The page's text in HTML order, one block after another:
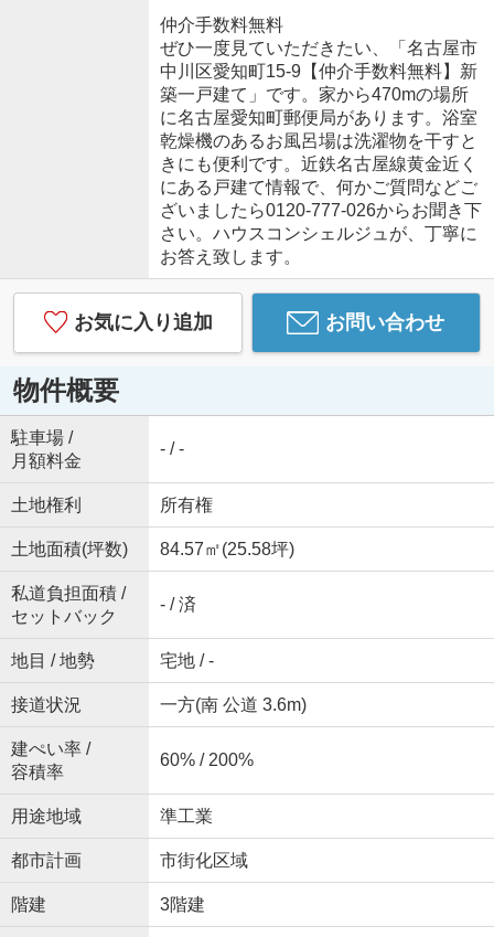
仲介手数料無料
ぜひ一度見ていただきたい、「名古屋市
中川区愛知町15-9【仲介手数料無料】新
築一戸建て」です。家から470mの場所
に名古屋愛知町郵便局があります。浴室
乾燥機のあるお風呂場は洗濯物を干すと
きにも便利です。近鉄名古屋線黄金近く
にある戸建て情報で、何かご質問などご
ざいましたら0120-777-026からお聞き下
さい。ハウスコンシェルジュが、丁寧に
お答え致します。
お気に入り追加 お問い合わせ
物件概要
駐車場 /
月額料金
- / -
土地権利 所有権
土地面積(坪数) 84.57㎡(25.58坪)
私道負担面積 /
セットバック
- / 済
地目 / 地勢 宅地 / -
接道状況 一方(南 公道 3.6m)
建ぺい率 /
容積率
60% / 200%
用途地域 準工業
都市計画 市街化区域
階建 3階建